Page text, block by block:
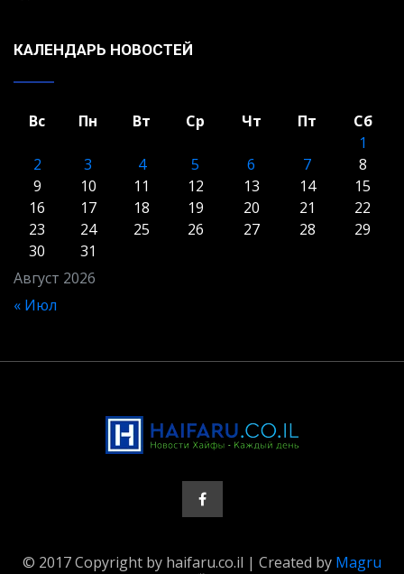
КАЛЕНДАРЬ НОВОСТЕЙ
Август 2026
Вс Пн Вт Ср Чт Пт
Сб
1
2
3 4 5 6 7
8
9
10 11 12 13 14
15
16
17 18 19 20 21
22
23
24 25 26 27 28
29
30
31
« Июл
© 2017 Copyright by haifaru.co.il | Created by Magru